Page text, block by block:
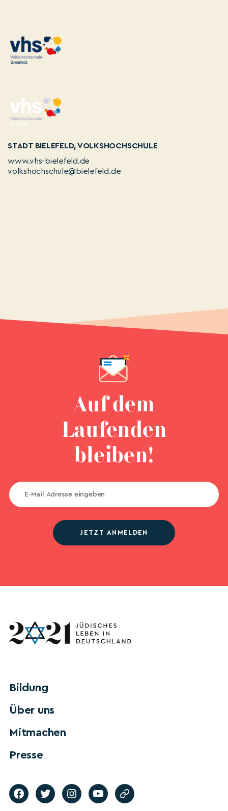
STADT BIELEFELD, VOLKSHOCHSCHULE
www.vhs-bielefeld.de
volkshochschule@bielefeld.de
Auf dem
Laufenden
bleiben!
JETZT ANMELDEN
Bildung
Über uns
Mitmachen
Presse